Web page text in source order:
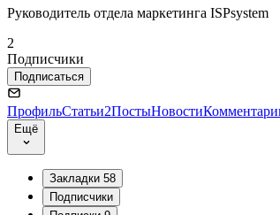
Руководитель отдела маркетинга ISPsystem
2
Подписчики
Подписаться
ПрофильСтатьи2ПостыНовости
Ещё
Закладки 58
Подписчики